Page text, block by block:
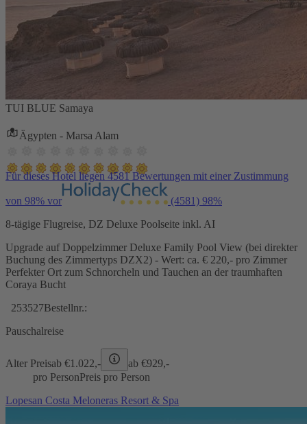
TUI BLUE Samaya
Ägypten - Marsa Alam
Für dieses Hotel liegen 4581 Bewertungen mit einer Zustimmung
von 98% vor (4581) 98%
8-tägige Flugreise, DZ Deluxe Poolseite inkl. AI
Upgrade auf Doppelzimmer Deluxe Family Pool View (bei direkter
Buchung des Zimmertyps DZX2) - Wert: ca. € 220,- pro Zimmer
Perfekter Ort zum Schnorcheln und Tauchen an der traumhaften
Coraya Bucht
253527Bestellnr.:
Pauschalreise
Alter Preisab €1.022,- ab €929,-
pro PersonPreis pro Person
Lopesan Costa Meloneras Resort & Spa